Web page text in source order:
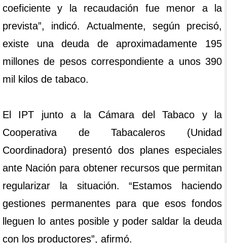
coeficiente y la recaudación fue menor a la
prevista”, indicó. Actualmente, según precisó,
existe una deuda de aproximadamente 195
millones de pesos correspondiente a unos 390
mil kilos de tabaco.
El IPT junto a la Cámara del Tabaco y la
Cooperativa de Tabacaleros (Unidad
Coordinadora) presentó dos planes especiales
ante Nación para obtener recursos que permitan
regularizar la situación. “Estamos haciendo
gestiones permanentes para que esos fondos
lleguen lo antes posible y poder saldar la deuda
con los productores”, afirmó.